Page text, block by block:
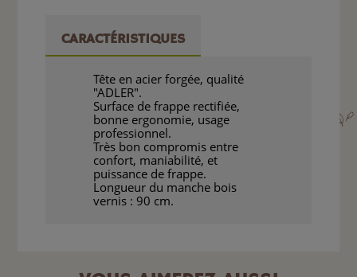
CARACTÉRISTIQUES
Tête en acier forgée, qualité
"ADLER".
Surface de frappe rectifiée,
bonne ergonomie, usage
professionnel.
Très bon compromis entre
confort, maniabilité, et
puissance de frappe.
Longueur du manche bois
vernis : 90 cm.